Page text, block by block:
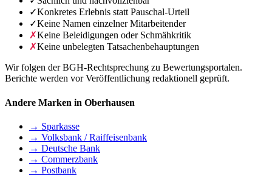
✓Konkretes Erlebnis statt Pauschal-Urteil
✓Keine Namen einzelner Mitarbeitender
✗Keine Beleidigungen oder Schmähkritik
✗Keine unbelegten Tatsachenbehauptungen
Wir folgen der BGH-Rechtsprechung zu Bewertungsportalen.
Berichte werden vor Veröffentlichung redaktionell geprüft.
Andere Marken in Oberhausen
→ Sparkasse
→ Volksbank / Raiffeisenbank
→ Deutsche Bank
→ Commerzbank
→ Postbank